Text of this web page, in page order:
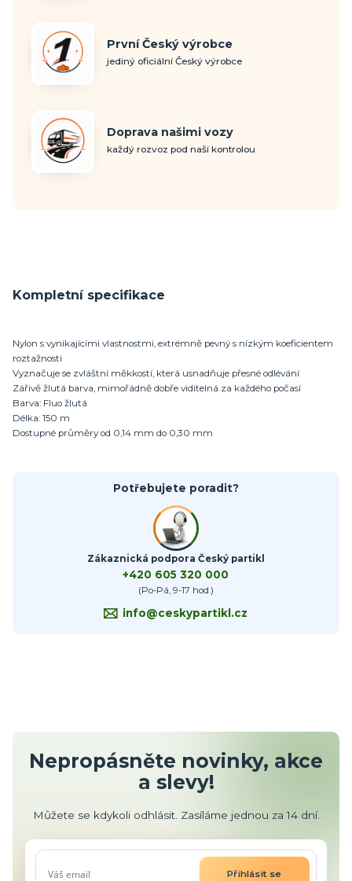
První Český výrobce
jediný oficiální Český výrobce
Doprava našimi vozy
každý rozvoz pod naší kontrolou
Kompletní specifikace
Nylon s vynikajícími vlastnostmi, extrémně pevný s nízkým koeficientem
roztažnosti
Vyznačuje se zvláštní měkkostí, která usnadňuje přesné odlévání
Zářivě žlutá barva, mimořádně dobře viditelná za každého počasí
Barva: Fluo žlutá
Délka: 150 m
Dostupné průměry od 0,14 mm do 0,30 mm
Potřebujete poradit?
Zákaznická podpora Český partikl
+420 605 320 000
(Po-Pá, 9-17 hod.)
info@ceskypartikl.cz
Nepropásněte novinky, akce
a slevy!
Můžete se kdykoli odhlásit. Zasíláme jednou za 14 dní.
Přihlásit se